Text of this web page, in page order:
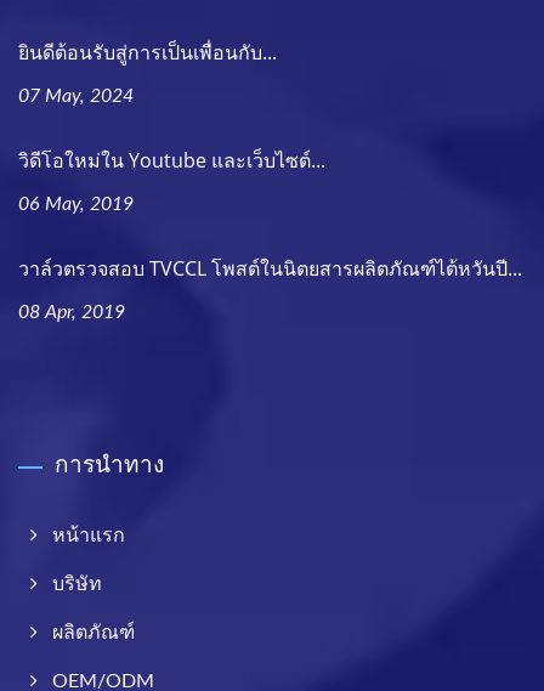
ยินดีต้อนรับสู่การเป็นเพื่อนกับ...
07 May, 2024
วิดีโอใหม่ใน Youtube และเว็บไซต์...
06 May, 2019
วาล์วตรวจสอบ TVCCL โพสต์ในนิตยสารผลิตภัณฑ์ไต้หวันปี...
08 Apr, 2019
การนำทาง
หน้าแรก
บริษัท
ผลิตภัณฑ์
OEM/ODM